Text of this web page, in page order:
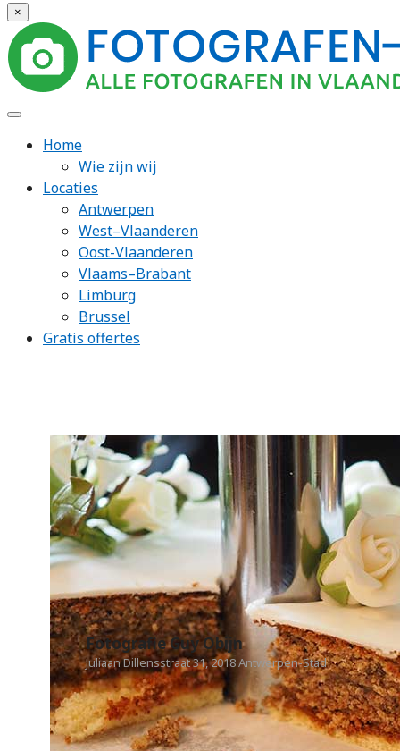
×
Home
Wie zijn wij
Locaties
Antwerpen
West–Vlaanderen
Oost-Vlaanderen
Vlaams–Brabant
Limburg
Brussel
Gratis offertes
Fotografie Guy Obijn
Juliaan Dillensstraat 31, 2018 Antwerpen-Stad